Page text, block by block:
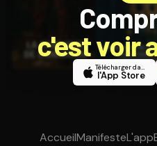
c'est voir
Télécharger dans
l'App Store
AccueilManifesteL'app